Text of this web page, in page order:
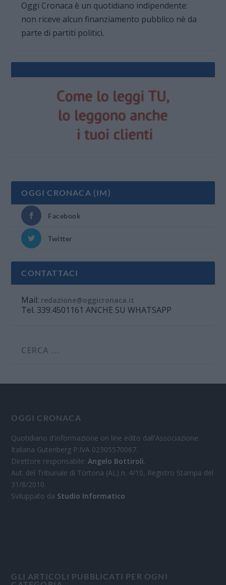
Oggi Cronaca è un quotidiano indipendente:
non riceve alcun finanziamento pubblico nè da
parte di partiti politici.
OGGI CRONACA (IM)
Facebook
Twitter
CONTATTACI
Mail: redazione@oggicronaca.it
Tel. 339.4501161 ANCHE SU WHATSAPP
OGGI CRONACA
Quotidiano d'informazione on line edito dall'Associazione
Italiana Gutenberg P.IVA 02305570067.
Direttore responsabile:Angelo Bottiroli.
Aut. del Tribunale di Tortona (AL) n. 4/10, Registro Stampa del
31/8/2010.
Sviluppato da Studio Informatico
GLI ARTICOLI PUBBLICATI PER OGNI